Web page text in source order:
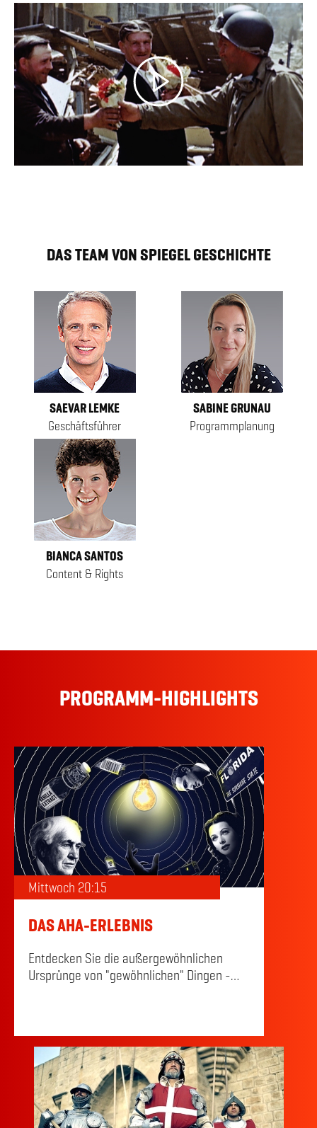
DAS TEAM VON SPIEGEL GESCHICHTE
SAEVAR LEMKE
Geschäftsführer
SABINE GRUNAU
Programmplanung
BIANCA SANTOS
Content & Rights
PROGRAMM-HIGHLIGHTS
Mittwoch 20:15
DAS AHA-ERLEBNIS
Entdecken Sie die außergewöhnlichen
Ursprünge von "gewöhnlichen" Dingen -
Wirtschaft zum Aufschwung verhalf. Oder
wie Hollywood-Star Hedy Lamarr im
Zweiten Weltkrieg eine Funksteuerung für
Torpedos erfand und damit die Grundlage
für das kabellose Internet schuf.